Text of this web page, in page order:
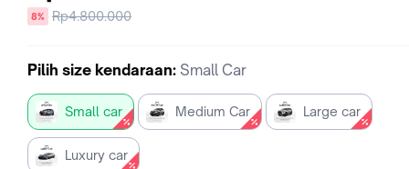
diskon
8%
Harga
Rp4.800.000
Pilih size kendaraan: Small Car
Small car Medium Car Large car
Luxury car